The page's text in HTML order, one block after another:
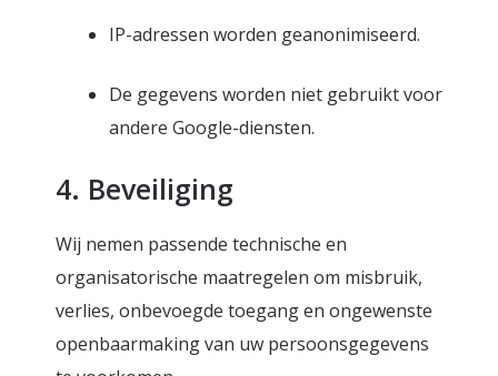
IP-adressen worden geanonimiseerd.
De gegevens worden niet gebruikt voor
andere Google-diensten.
4. Beveiliging
Wij nemen passende technische en
organisatorische maatregelen om misbruik,
verlies, onbevoegde toegang en ongewenste
openbaarmaking van uw persoonsgegevens